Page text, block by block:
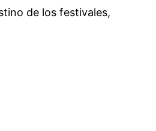
de los festivales,